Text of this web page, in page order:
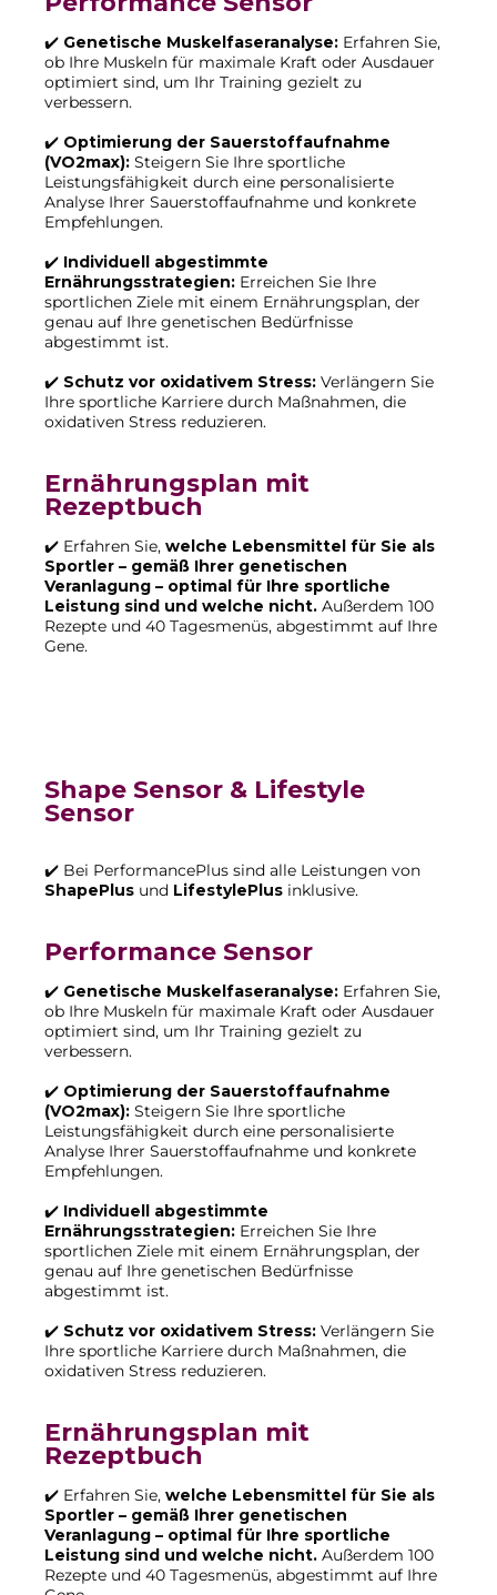
✔️ Genetische Muskelfaseranalyse: Erfahren Sie,
ob Ihre Muskeln für maximale Kraft oder Ausdauer
optimiert sind, um Ihr Training gezielt zu
verbessern.
✔️ Optimierung der Sauerstoffaufnahme
(VO2max): Steigern Sie Ihre sportliche
Leistungsfähigkeit durch eine personalisierte
Analyse Ihrer Sauerstoffaufnahme und konkrete
Empfehlungen.
✔️ Individuell abgestimmte
Ernährungsstrategien: Erreichen Sie Ihre
sportlichen Ziele mit einem Ernährungsplan, der
genau auf Ihre genetischen Bedürfnisse
abgestimmt ist.
✔️ Schutz vor oxidativem Stress: Verlängern Sie
Ihre sportliche Karriere durch Maßnahmen, die
oxidativen Stress reduzieren.
Ernährungsplan mit
Rezeptbuch
✔️ Erfahren Sie, welche Lebensmittel für Sie als
Sportler – gemäß Ihrer genetischen
Veranlagung – optimal für Ihre sportliche
Leistung sind und welche nicht. Außerdem 100
Rezepte und 40 Tagesmenüs, abgestimmt auf Ihre
Gene.
Shape Sensor & Lifestyle
Sensor
✔️ Bei PerformancePlus sind alle Leistungen von
ShapePlus und LifestylePlus inklusive.
Performance Sensor
✔️ Genetische Muskelfaseranalyse: Erfahren Sie,
ob Ihre Muskeln für maximale Kraft oder Ausdauer
optimiert sind, um Ihr Training gezielt zu
verbessern.
✔️ Optimierung der Sauerstoffaufnahme
(VO2max): Steigern Sie Ihre sportliche
Leistungsfähigkeit durch eine personalisierte
Analyse Ihrer Sauerstoffaufnahme und konkrete
Empfehlungen.
✔️ Individuell abgestimmte
Ernährungsstrategien: Erreichen Sie Ihre
sportlichen Ziele mit einem Ernährungsplan, der
genau auf Ihre genetischen Bedürfnisse
abgestimmt ist.
✔️ Schutz vor oxidativem Stress: Verlängern Sie
Ihre sportliche Karriere durch Maßnahmen, die
oxidativen Stress reduzieren.
Ernährungsplan mit
Rezeptbuch
✔️ Erfahren Sie, welche Lebensmittel für Sie als
Sportler – gemäß Ihrer genetischen
Veranlagung – optimal für Ihre sportliche
Leistung sind und welche nicht. Außerdem 100
Rezepte und 40 Tagesmenüs, abgestimmt auf Ihre